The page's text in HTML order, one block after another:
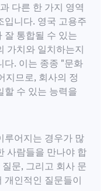
다른 한 가지 영역
입니다. 영국 고용주
잘 통합될 수 있는
가치와 일치하는지
다. 이는 종종 "문화
지므로, 회사의 정
할 수 있는 능력을
루어지는 경우가 많
사람들을 만나야 합
문, 그리고 회사 문
개인적인 질문들이